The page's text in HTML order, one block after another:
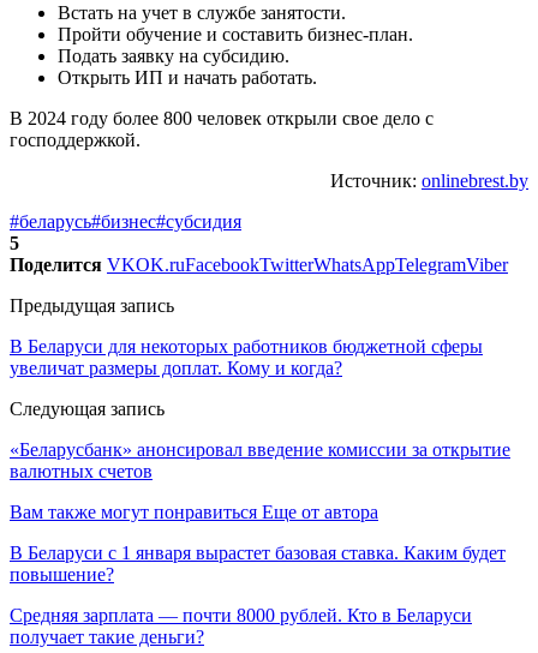
Встать на учет в службе занятости.
Пройти обучение и составить бизнес-план.
Подать заявку на субсидию.
Открыть ИП и начать работать.
В 2024 году более 800 человек открыли свое дело с
господдержкой.
Источник: onlinebrest.by
#беларусь#бизнес#субсидия
5
Поделится VKOK.ruFacebookTwitterWhatsAppTelegramViber
Предыдущая запись
В Беларуси для некоторых работников бюджетной сферы
увеличат размеры доплат. Кому и когда?
Следующая запись
«Беларусбанк» анонсировал введение комиссии за открытие
валютных счетов
Вам также могут понравиться Еще от автора
В Беларуси с 1 января вырастет базовая ставка. Каким будет
повышение?
Средняя зарплата — почти 8000 рублей. Кто в Беларуси
получает такие деньги?